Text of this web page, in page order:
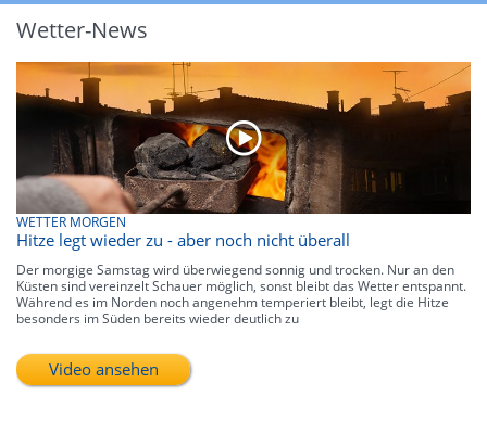
Wetter-News
WETTER MORGEN
Hitze legt wieder zu - aber noch nicht überall
Der morgige Samstag wird überwiegend sonnig und trocken. Nur an den
Küsten sind vereinzelt Schauer möglich, sonst bleibt das Wetter entspannt.
Während es im Norden noch angenehm temperiert bleibt, legt die Hitze
besonders im Süden bereits wieder deutlich zu
Video ansehen